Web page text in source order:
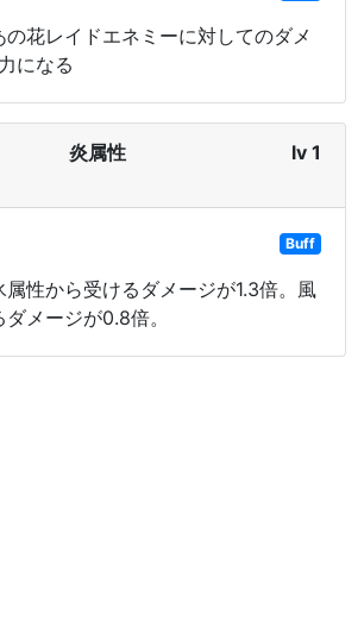
の花レイドエネミーに対してのダメ
になる
炎属性 lv 1
Buff
性から受けるダメージが1.3倍。風
メージが0.8倍。